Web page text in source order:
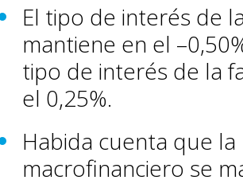
El tipo de interés de
mantiene en el
tipo de interés de la
el 0,25%.
Habida cuenta que
macrofinanciero se